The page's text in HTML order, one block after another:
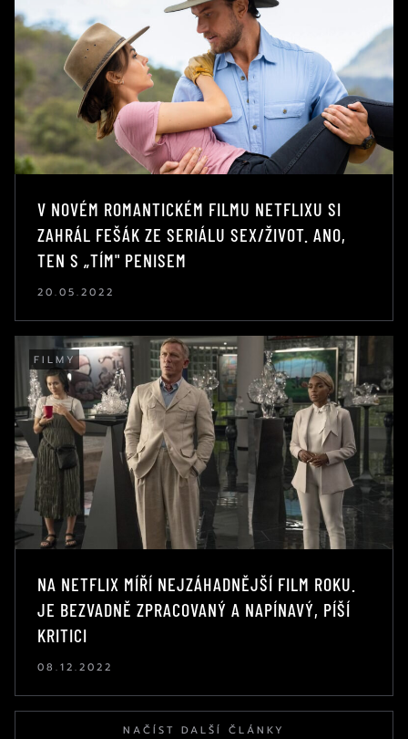
V NOVÉM ROMANTICKÉM FILMU NETFLIXU SI
ZAHRÁL FEŠÁK ZE SERIÁLU SEX/ŽIVOT. ANO,
TEN S „TÍM" PENISEM
20.05.2022
FILMY
NA NETFLIX MÍŘÍ NEJZÁHADNĚJŠÍ FILM ROKU.
JE BEZVADNĚ ZPRACOVANÝ A NAPÍNAVÝ, PÍŠÍ
KRITICI
08.12.2022
NAČÍST DALŠÍ ČLÁNKY